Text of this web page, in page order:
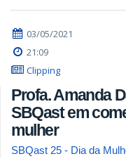
03/05/2021
21:09
Clipping
Profa. Amanda
SBQast em
mulher
SBQast 25 - Dia da